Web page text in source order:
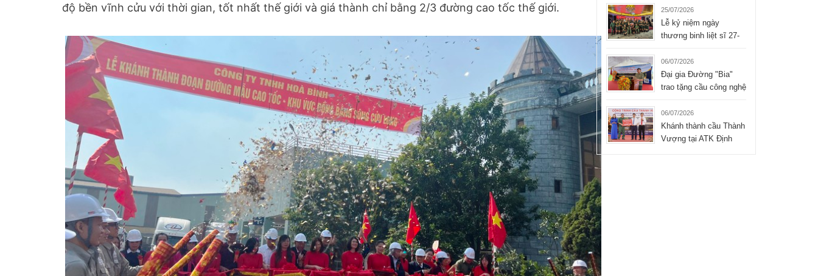
độ bền vĩnh cửu với thời gian, tốt nhất thế giới và giá thành chỉ bằng 2/3 đường cao tốc thế giới.
Tập đoàn Hòa Bình
25/07/2026
Lễ kỷ niệm ngày
thương binh liệt sĩ 27-
TNHH Hòa Bình
06/07/2026
Đại gia Đường "Bia"
trao tặng cầu công nghệ
- Thái Nguyên
06/07/2026
Khánh thành cầu Thành
Vượng tại ATK Định